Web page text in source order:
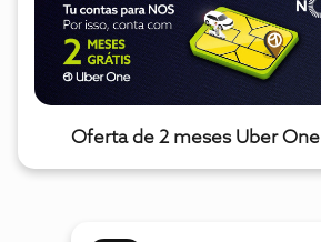
Oferta de 2 meses Uber One